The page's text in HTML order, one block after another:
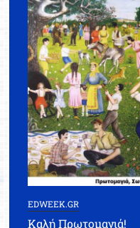
EDWEEK.GR
Καλή Πρωτομαγιά!